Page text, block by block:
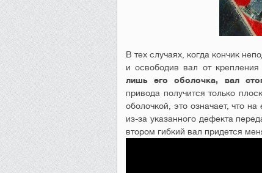
В тех случаях, когда кончик
и освободив вал от крепления
лишь его оболочка, вал
привода получится только
оболочкой, это означает, что
из-за указанного дефекта
втором гибкий вал придется